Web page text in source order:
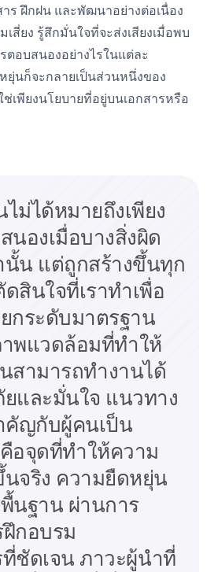
ร ฝึกฝน และพัฒนาอย่างต่อเนื่อง
เสี่ยง รู้สึกมั่นใจที่จะส่งเสียงเมื่อพบ
ตอบสนองอย่างไรในแต่ละ
นก็จะกลายเป็นส่วนหนึ่งของ
เพียงนโยบายที่อยู่บนเอกสารหรือ
ม่ได้หมายถึงเพียง
นองเมื่อบางสิ่งผิด
น แต่ถูกสร้างขึ้นทุก
สินใจที่เราทำเพื่อ
กระดับมาตรฐาน
พแวดล้อมที่ทำให้
สามารถทำงานได้
และมั่นใจ แนวทาง
คัญกับผู้คนเป็น
อจุดที่ทำให้ความ
จริง ความยืดหยุ่น
นฐาน ผ่านการ
กอบรม
ชัดเจน ภาวะผู้นำที่